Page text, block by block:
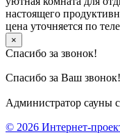
настоящего
цена уточняется по
×
Спасибо за звонок!
Спасибо за Ваш звонок!
Администратор сауны
© 2026 Интернет-